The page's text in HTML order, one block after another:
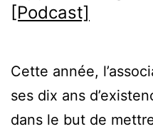
[Podcast]
Cette année,
ses dix ans
dans le but de